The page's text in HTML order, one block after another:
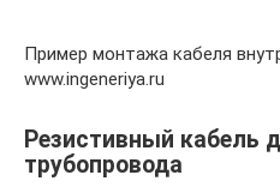
Пример монтажа кабеля
www.ingeneriya.ru
Резистивный кабель
трубопровода